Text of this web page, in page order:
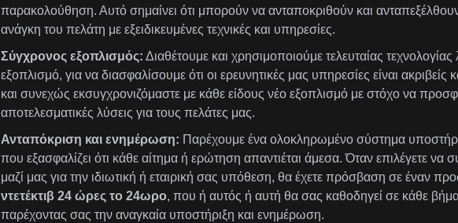
παρακολούθηση. Αυτό σημαίνει ότι μπορούν να ανταποκριθούν και
ανάγκη του πελάτη με εξειδικευμένες τεχνικές και υπηρεσίες.
Σύγχρονος εξοπλισμός: Διαθέτουμε και χρησιμοποιούμε τελευταίας τεχνολογίας
εξοπλισμό, για να διασφαλίσουμε ότι οι ερευνητικές μας υπηρεσίες είναι ακριβείς
και συνεχώς εκσυγχρονιζόμαστε με κάθε είδους νέο εξοπλισμό με στόχο να
αποτελεσματικές λύσεις για τους πελάτες μας.
Ανταπόκριση και ενημέρωση: Παρέχουμε ένα ολοκληρωμένο σύστημα
που εξασφαλίζει ότι κάθε αίτημα ή ερώτηση απαντιέται άμεσα. Όταν επιλέγετε να
μαζί μας για την ιδιωτική ή εταιρική σας υπόθεση, θα έχετε πρόσβαση σε έναν
ντετέκτιβ 24 ώρες το 24ωρο, που ή αυτός ή αυτή θα σας καθοδηγεί σε κάθε
παρέχοντας σας την αναγκαία υποστήριξη και ενημέρωση.